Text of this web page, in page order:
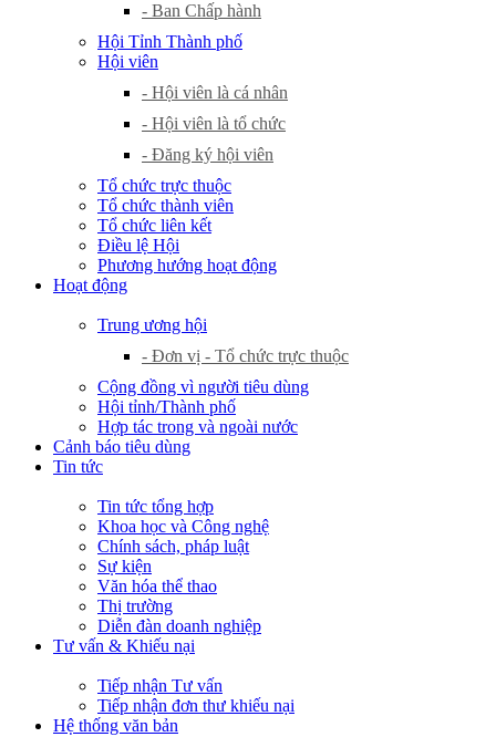
- Ban Chấp hành
Hội Tỉnh Thành phố
Hội viên
- Hội viên là cá nhân
- Hội viên là tổ chức
- Đăng ký hội viên
Tổ chức trực thuộc
Tổ chức thành viên
Tổ chức liên kết
Điều lệ Hội
Phương hướng hoạt động
Hoạt động
Trung ương hội
- Đơn vị - Tổ chức trực thuộc
Cộng đồng vì người tiêu dùng
Hội tỉnh/Thành phố
Hợp tác trong và ngoài nước
Cảnh báo tiêu dùng
Tin tức
Tin tức tổng hợp
Khoa học và Công nghệ
Chính sách, pháp luật
Sự kiện
Văn hóa thể thao
Thị trường
Diễn đàn doanh nghiệp
Tư vấn & Khiếu nại
Tiếp nhận Tư vấn
Tiếp nhận đơn thư khiếu nại
Hệ thống văn bản